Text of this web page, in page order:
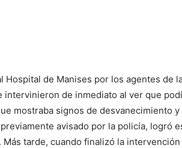
Hospital de Manises por los agentes de
intervinieron de inmediato al ver que
mostraba signos de desvanecimiento
avisado por la policía, logró
tarde, cuando finalizó la